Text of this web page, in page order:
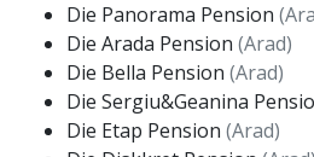
Die Panorama Pension
Die Arada Pension (Arad)
Die Bella Pension (Arad)
Die Sergiu&Geanina
Die Etap Pension (Arad)